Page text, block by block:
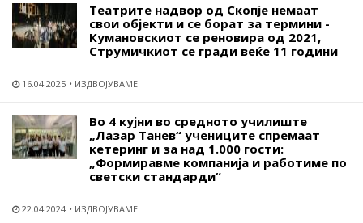
Театрите надвор од Скопје немаат
свои објекти и се борат за термини -
Кумановскиот се реновира од 2021,
Струмичкиот се гради веќе 11 години
16.04.2025 ИЗДВОЈУВАМЕ
Во 4 кујни во средното училиште
„Лазар Танев“ учениците спремаат
кетеринг и за над 1.000 гости:
„Формиравме компанија и работиме по
светски стандарди“
22.04.2024 ИЗДВОЈУВАМЕ